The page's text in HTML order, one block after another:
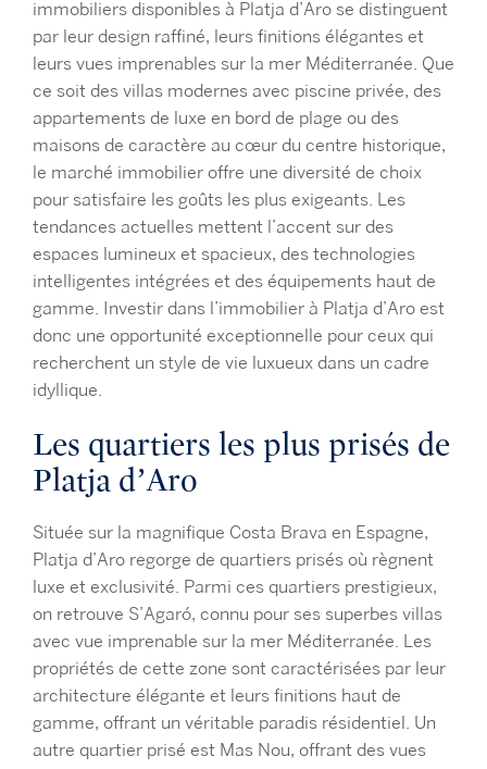
immobiliers disponibles à Platja d’Aro se distinguent
par leur design raffiné, leurs finitions élégantes et
leurs vues imprenables sur la mer Méditerranée. Que
ce soit des villas modernes avec piscine privée, des
appartements de luxe en bord de plage ou des
maisons de caractère au cœur du centre historique,
le marché immobilier offre une diversité de choix
pour satisfaire les goûts les plus exigeants. Les
tendances actuelles mettent l’accent sur des
espaces lumineux et spacieux, des technologies
intelligentes intégrées et des équipements haut de
gamme. Investir dans l’immobilier à Platja d’Aro est
donc une opportunité exceptionnelle pour ceux qui
recherchent un style de vie luxueux dans un cadre
idyllique.
Les quartiers les plus prisés de
Platja d’Aro
Située sur la magnifique Costa Brava en Espagne,
Platja d’Aro regorge de quartiers prisés où règnent
luxe et exclusivité. Parmi ces quartiers prestigieux,
on retrouve S’Agaró, connu pour ses superbes villas
avec vue imprenable sur la mer Méditerranée. Les
propriétés de cette zone sont caractérisées par leur
architecture élégante et leurs finitions haut de
gamme, offrant un véritable paradis résidentiel. Un
autre quartier prisé est Mas Nou, offrant des vues